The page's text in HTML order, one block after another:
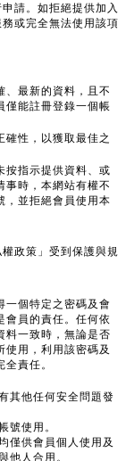
請。如拒絕提供加入
或完全無法使用該項
、最新的資料，且不
僅能註冊登錄一個帳
確性，以獲取最佳之
按指示提供資料、或
事時，本網站有權不
，並拒絕會員使用本
政策」受到保護與規
一個特定之密碼及會
會員的責任。任何依
料一致時，無論是否
使用，利用該密碼及
責任。
其他任何安全問題發
號使用。
僅供會員個人使用及
他人合用。